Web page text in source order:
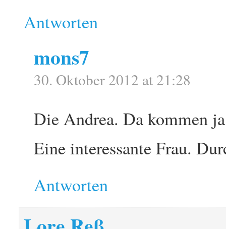
Antworten
mons7
30. Oktober 2012 at 21:28
Die Andrea. Da kommen
Eine interessante Frau.
Antworten